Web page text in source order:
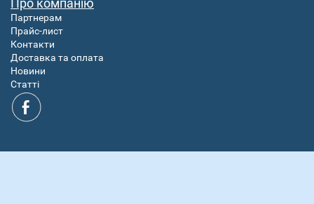
Про компанію
Партнерам
Прайс-лист
Контакти
Доставка та оплата
Новини
Статті